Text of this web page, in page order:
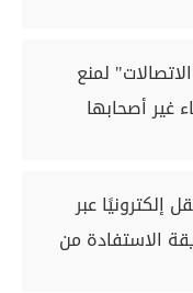
لمنع
غير أصحابها
إلكترونيًا عبر
الاستفادة من